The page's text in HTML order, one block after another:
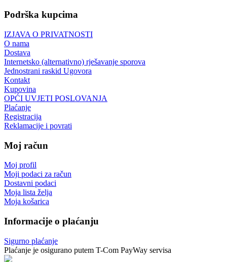
Podrška kupcima
IZJAVA O PRIVATNOSTI
O nama
Dostava
Internetsko (alternativno) rješavanje sporova
Jednostrani raskid Ugovora
Kontakt
Kupovina
OPĆI UVJETI POSLOVANJA
Plaćanje
Registracija
Reklamacije i povrati
Moj račun
Moj profil
Moji podaci za račun
Dostavni podaci
Moja lista želja
Moja košarica
Informacije o plaćanju
Sigurno plaćanje
Plaćanje je osigurano putem T-Com PayWay servisa